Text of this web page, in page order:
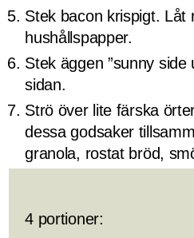
Stek bacon krispigt. Låt
hushållspapper.
Stek äggen ”sunny side
sidan.
Strö över lite färska
dessa godsaker
granola, rostat bröd,
4 portioner: